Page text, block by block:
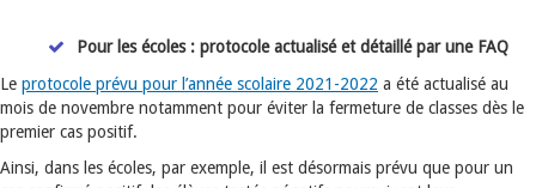
Pour les écoles : protocole actualisé et détaillé par une FAQ
Le protocole prévu pour l’année scolaire 2021-2022 a été actualisé au
mois de novembre notamment pour éviter la fermeture de classes dès le
premier cas positif.
Ainsi, dans les écoles, par exemple, il est désormais prévu que pour un